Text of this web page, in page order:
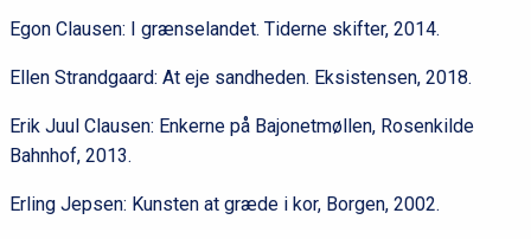
Egon Clausen: I grænselandet. Tiderne skifter, 2014.
Ellen Strandgaard: At eje sandheden. Eksistensen, 2018.
Erik Juul Clausen: Enkerne på Bajonetmøllen, Rosenkilde
Bahnhof, 2013.
Erling Jepsen: Kunsten at græde i kor, Borgen, 2002.